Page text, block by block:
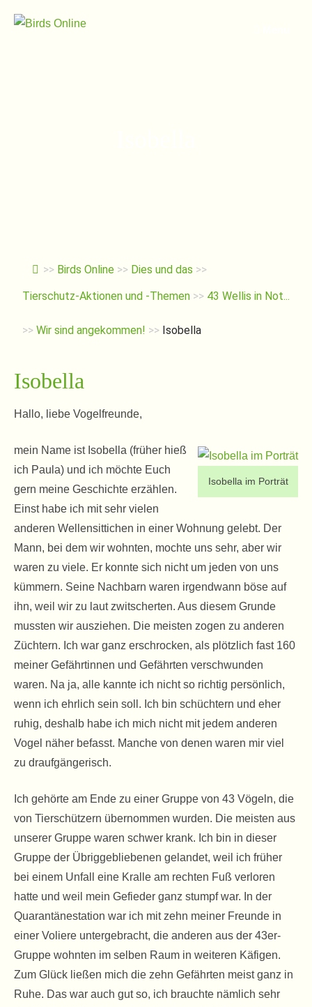
zum
>> Birds Online >> Dies und das >>
Tierschutz-Aktionen und -Themen >> 43 Wellis in Not...
>> Wir sind angekommen! >> Isobella
Isobella
Hallo, liebe Vogelfreunde,
Isobella im Porträt
mein Name ist Isobella (früher hieß
ich Paula) und ich möchte Euch
gern meine Geschichte erzählen.
Einst habe ich mit sehr vielen
anderen Wellensittichen in einer Wohnung gelebt. Der
Mann, bei dem wir wohnten, mochte uns sehr, aber wir
waren zu viele. Er konnte sich nicht um jeden von uns
kümmern. Seine Nachbarn waren irgendwann böse auf
ihn, weil wir zu laut zwitscherten. Aus diesem Grunde
mussten wir ausziehen. Die meisten zogen zu anderen
Züchtern. Ich war ganz erschrocken, als plötzlich fast 160
meiner Gefährtinnen und Gefährten verschwunden
waren. Na ja, alle kannte ich nicht so richtig persönlich,
wenn ich ehrlich sein soll. Ich bin schüchtern und eher
ruhig, deshalb habe ich mich nicht mit jedem anderen
Vogel näher befasst. Manche von denen waren mir viel
zu draufgängerisch.
Ich gehörte am Ende zu einer Gruppe von 43 Vögeln, die
von Tierschützern übernommen wurden. Die meisten aus
unserer Gruppe waren schwer krank. Ich bin in dieser
Gruppe der Übriggebliebenen gelandet, weil ich früher
bei einem Unfall eine Kralle am rechten Fuß verloren
hatte und weil mein Gefieder ganz stumpf war. In der
Quarantänestation war ich mit zehn meiner Freunde in
einer Voliere untergebracht, die anderen aus der 43er-
Gruppe wohnten im selben Raum in weiteren Käfigen.
Zum Glück ließen mich die zehn Gefährten meist ganz in
Ruhe. Das war auch gut so, ich brauchte nämlich sehr